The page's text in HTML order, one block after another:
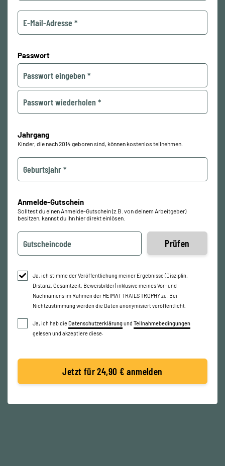
Passwort
Jahrgang
Kinder, die nach 2014 geboren sind, können kostenlos teilnehmen.
Anmelde-Gutschein
Solltest du einen Anmelde-Gutschein (z.B. von deinem Arbeitgeber)
besitzen, kannst du ihn hier direkt einlösen.
Prüfen
Ja, ich stimme der Veröffentlichung meiner Ergebnisse (Disziplin,
Distanz, Gesamtzeit, Beweisbilder) inklusive meines Vor- und
Nachnamens im Rahmen der HEIMAT TRAILS TROPHY zu. Bei
Nichtzustimmung werden die Daten anonymisiert veröffentlicht.
Ja, ich hab die Datenschutzerklärungund Teilnahmebedingungen
gelesen und akzeptiere diese.
Jetzt für 24,90 € anmelden